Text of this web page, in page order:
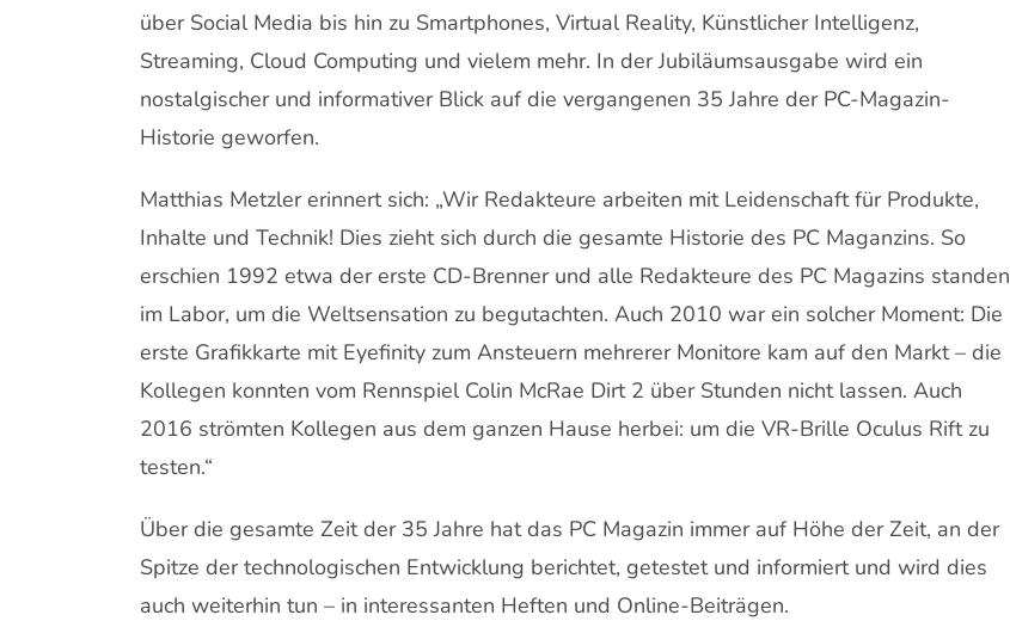
über Social Media bis hin zu Smartphones, Virtual Reality, Künstlicher Intelligenz,
Streaming, Cloud Computing und vielem mehr. In der Jubiläumsausgabe wird ein
nostalgischer und informativer Blick auf die vergangenen 35 Jahre der PC-Magazin-
Historie geworfen.
Matthias Metzler erinnert sich: „Wir Redakteure arbeiten mit Leidenschaft für Produkte,
Inhalte und Technik! Dies zieht sich durch die gesamte Historie des PC Maganzins. So
erschien 1992 etwa der erste CD-Brenner und alle Redakteure des PC Magazins standen
im Labor, um die Weltsensation zu begutachten. Auch 2010 war ein solcher Moment: Die
erste Grafikkarte mit Eyefinity zum Ansteuern mehrerer Monitore kam auf den Markt – die
Kollegen konnten vom Rennspiel Colin McRae Dirt 2 über Stunden nicht lassen. Auch
2016 strömten Kollegen aus dem ganzen Hause herbei: um die VR-Brille Oculus Rift zu
testen.“
Über die gesamte Zeit der 35 Jahre hat das PC Magazin immer auf Höhe der Zeit, an der
Spitze der technologischen Entwicklung berichtet, getestet und informiert und wird dies
auch weiterhin tun – in interessanten Heften und Online-Beiträgen.